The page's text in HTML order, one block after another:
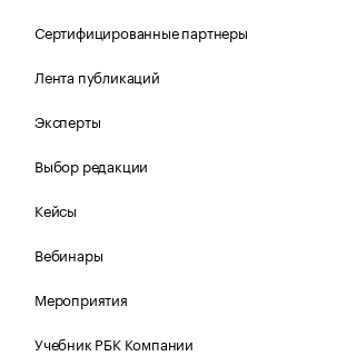
Сертифицированные партнеры
Лента публикаций
Эксперты
Выбор редакции
Кейсы
Вебинары
Мероприятия
Учебник РБК Компании